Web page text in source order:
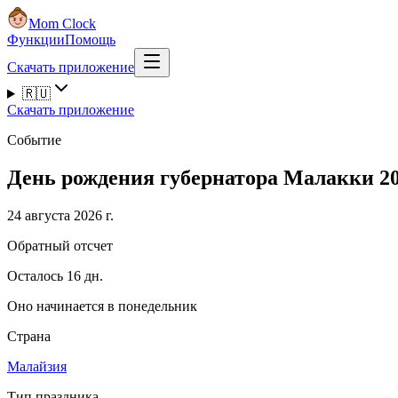
Mom Clock
ФункцииПомощь
Скачать приложение
🇷🇺
Скачать приложение
Событие
День рождения губернатора Малакки
24 августа 2026 г.
Обратный отсчет
Осталось 16 дн.
Оно начинается в понедельник
Страна
Малайзия